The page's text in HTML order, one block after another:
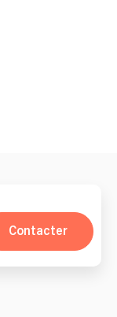
Contacter